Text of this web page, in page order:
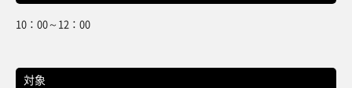
10：00～12：00
対象